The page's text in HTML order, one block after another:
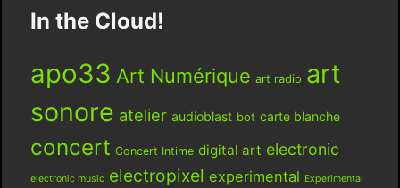
In the Cloud!
apo33 Art Numérique art radio art
sonore atelier audioblast bot carte blanche
concert Concert Intime digital art electronic
electronic music electropixel experimental Experimental